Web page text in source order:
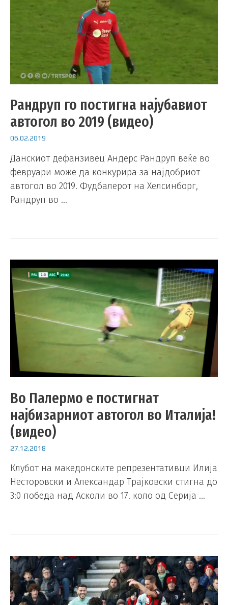
Рандруп го постигна најубавиот
автогол во 2019 (видео)
06.02.2019
Данскиот дефанзивец Андерс Рандруп веќе во
февруари може да конкурира за најдобриот
автогол во 2019. Фудбалерот на Хелсинборг,
Рандруп во …
Во Палермо е постигнат
најбизарниот автогол во Италија!
(видео)
27.12.2018
Клубот на македонските репрезентативци Илија
Несторовски и Александар Трајковски стигна до
3:0 победа над Асколи во 17. коло од Серија …